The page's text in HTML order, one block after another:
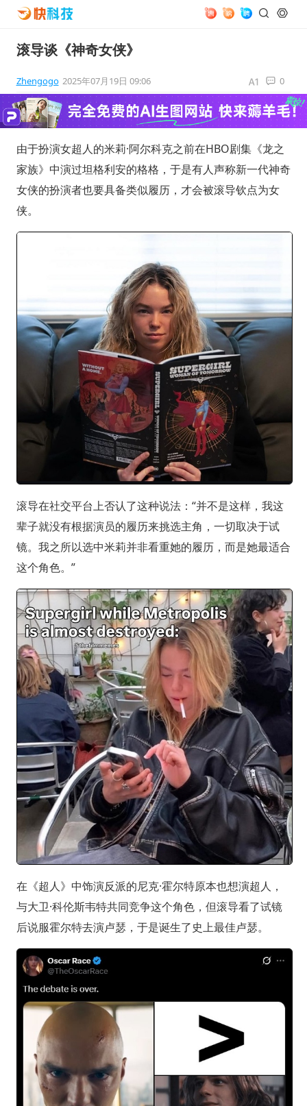
滚导谈《神奇女侠》
Zhengogo 2025年07月19日 09:06 0
由于扮演女超人的米莉·阿尔科克之前在HBO剧集《龙之
家族》中演过坦格利安的格格，于是有人声称新一代神奇
女侠的扮演者也要具备类似履历，才会被滚导钦点为女
侠。
滚导在社交平台上否认了这种说法：“并不是这样，我这
辈子就没有根据演员的履历来挑选主角，一切取决于试
镜。我之所以选中米莉并非看重她的履历，而是她最适合
这个角色。”
在《超人》中饰演反派的尼克·霍尔特原本也想演超人，
与大卫·科伦斯韦特共同竞争这个角色，但滚导看了试镜
后说服霍尔特去演卢瑟，于是诞生了史上最佳卢瑟。